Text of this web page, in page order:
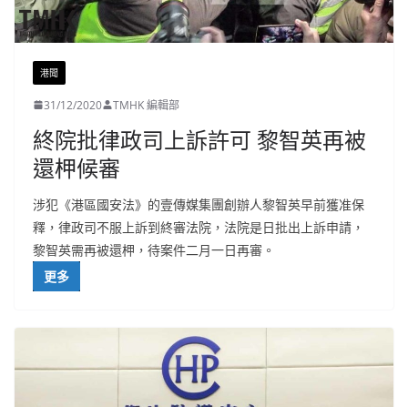
港聞
31/12/2020 TMHK 編輯部
終院批律政司上訴許可 黎智英再被
還柙候審
涉犯《港區國安法》的壹傳媒集團創辦人黎智英早前獲准保
釋，律政司不服上訴到終審法院，法院是日批出上訴申請，
黎智英需再被還柙，待案件二月一日再審。
更多